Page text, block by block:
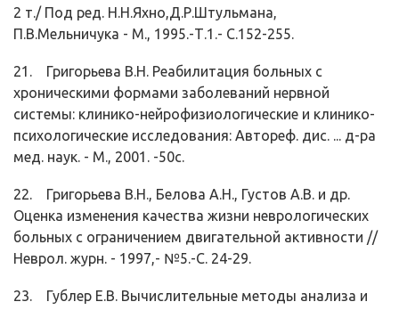
2 т./ Под ред. Н.Н.Яхно,Д.Р.Штульмана,
П.В.Мельничука - М., 1995.-Т.1.- С.152-255.
21. Григорьева В.Н. Реабилитация больных с
хроническими формами заболеваний нервной
системы: клинико-нейрофизиологические и клинико-
психологические исследования: Автореф. дис. ... д-ра
мед. наук. - М., 2001. -50с.
22. Григорьева В.Н., Белова А.Н., Густов А.В. и др.
Оценка изменения качества жизни неврологических
больных с ограничением двигательной активности //
Неврол. журн. - 1997,- №5.-С. 24-29.
23. Гублер Е.В. Вычислительные методы анализа и